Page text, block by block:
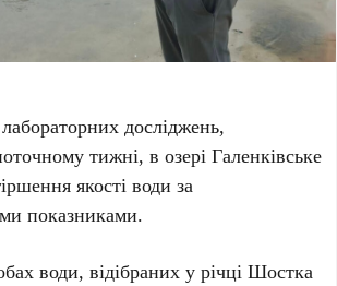
досліджень,
тижні, в озері Галенківське
якості води за
показниками.
води, відібраних у річці Шостка